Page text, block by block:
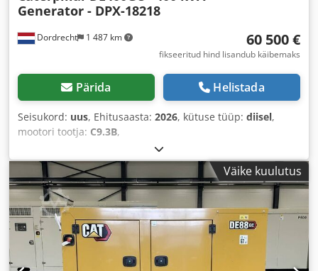
Dordrecht 1 487 km
Generator - DPX-18218
60 500 €
fikseeritud hind lisandub käibemaks
Pärida Helistada
Seisukord: uus, Ehitusaasta: 2026, kütuse tüüp: diisel,
mootori tootja: C9.3B,
Väike kuulutus